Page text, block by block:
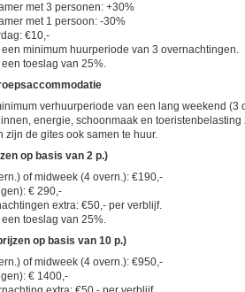
met 3 personen: +30%
met 1 persoon: -30%
€10,-
minimum huurperiode van 3 overnachtingen.
toeslag van 25%.
verhuurperiode van een lang weekend
energie, schoonmaak en
zijn de gites ook samen te huur.
op basis van 2 p.)
of midweek (4 overn.): €190,-
€ 290,-
extra: €50,- per verblijf.
toeslag van 25%.
op basis van 10 p.)
of midweek (4 overn.): €950,-
€ 1400,-